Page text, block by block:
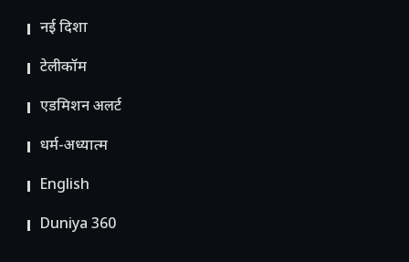
नई दिशा
टेलीकॉम
ए​डमिशन अलर्ट
धर्म-अध्यात्म
English
Duniya 360